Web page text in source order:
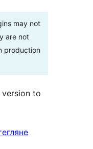
may not
are not
production
version to